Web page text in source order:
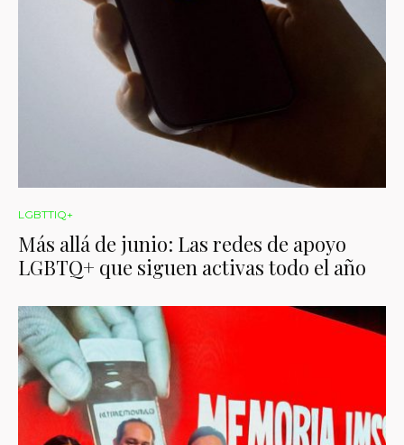
LGBTTIQ+
Más allá de junio: Las redes de apoyo
LGBTQ+ que siguen activas todo el año